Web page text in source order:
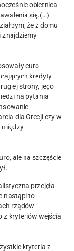
obietnica
się.(…)
że z domu
znajdziemy
euro
kredyty
strony, jego
na pytania
dla Grecji czy w
między
ale na szczęście
przejęła
nastąpi to
rządów
z kryteriów wejścia
kryteria z